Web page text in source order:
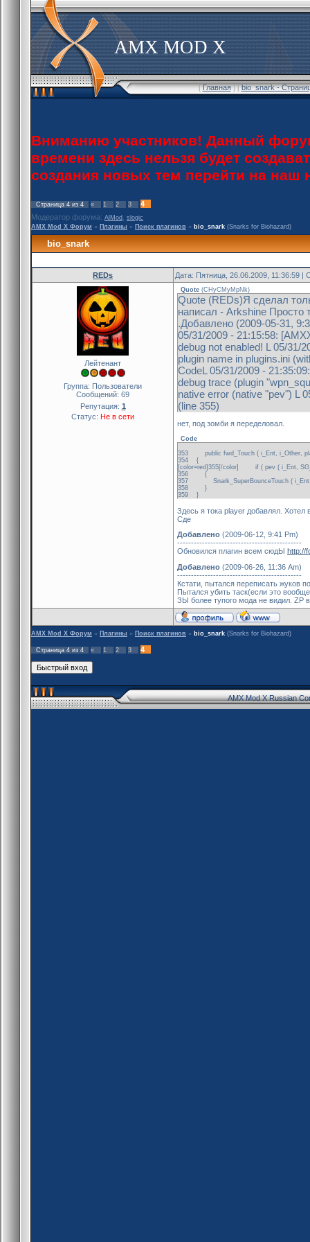
AMX MOD X
[Главная] [bio_snark -
Вниманию участников! Данный
времени здесь нельзя будет
создания новых тем перейти на
Страница 4 из 4 « 1 2 3
4
Модератор форума: AlMod
slogic
AMX Mod X Форум » Плагины » Поиск плагинов » bio_snark (Snarks for Biohazard)
bio_snark
REDs Дата: Пятница, 26.06.2009, 11:36:59
Лейтенант
Группа: Пользователи
Сообщений: 69
Репутация: 1
Статус: Не в сети
Quote (CHyCMyMpNk)
Quote (REDs)Я сделал
написал - Arkshine Просто
.Добавлено (2009-05-31,
05/31/2009 - 21:15:58:
debug not enabled! L 05/31/
plugin name in plugins.ini
CodeL 05/31/2009 -
debug trace (plugin
native error (native "pev") L
(line 355)
нет, под зомби я переделовал.
Code
353 public fwd_Touch ( i_Ent, i_Other,
354 {
[color=red]355[/color] if ( pev ( i_Ent,
356 {
357 Snark_SuperBounceTouch ( i_Ent,
358 }
359 }
Здесь я тока player добавлял. Хотел
Сде
Добавлено (2009-06-12, 9:41 Pm)
---------------------------------------------
Обновился плагин всем сюдЫ http://
Добавлено (2009-06-26, 11:36 Am)
---------------------------------------------
Кстати, пытался переписать жуков
Пытался убить таск(если это
ЗЫ более тупого мода не видил. ZP
AMX Mod X Форум » Плагины » Поиск плагинов » bio_snark (Snarks for Biohazard)
Страница 4 из 4 « 1 2 3 4
AMX Mod X Russian